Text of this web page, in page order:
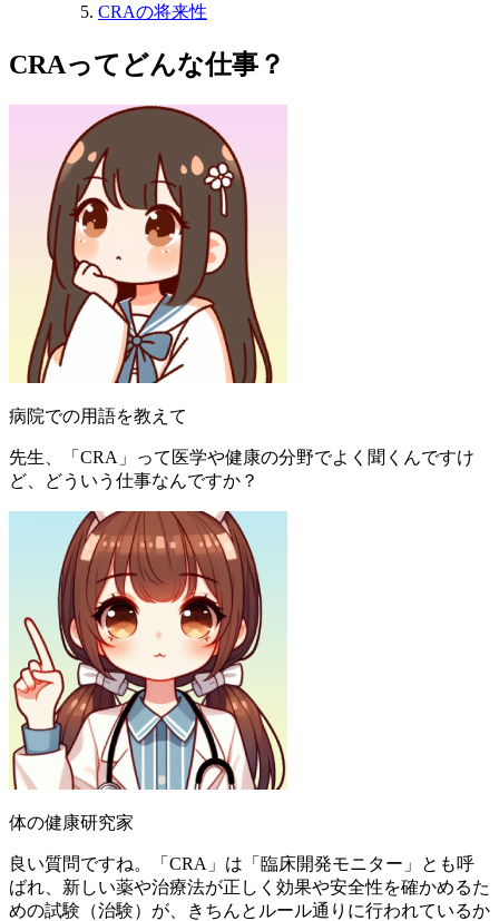
CRAの将来性
CRAってどんな仕事？
病院での用語を教えて
先生、「CRA」って医学や健康の分野でよく聞くんですけ
ど、どういう仕事なんですか？
体の健康研究家
良い質問ですね。「CRA」は「臨床開発モニター」とも呼
ばれ、新しい薬や治療法が正しく効果や安全性を確かめるた
めの試験（治験）が、きちんとルール通りに行われているか